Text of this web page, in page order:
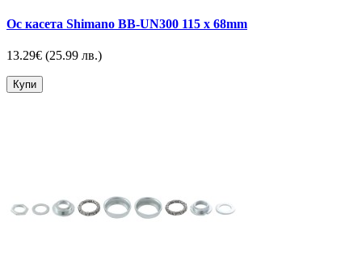
Ос касета Shimano BB-UN300 115 x 68mm
13.29€ (25.99 лв.)
Купи